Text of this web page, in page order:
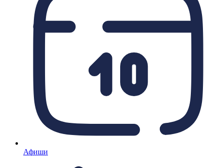
Афиши